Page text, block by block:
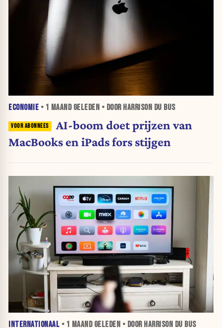
ECONOMIE • 1 MAANDGELEDEN • DOOR HARRISON DU BUS
AI-boom doet prijzen van
MacBooks en iPads fors stijgen
INTERNATIONAAL • 1 MAANDGELEDEN • DOOR HARRISON DU BUS